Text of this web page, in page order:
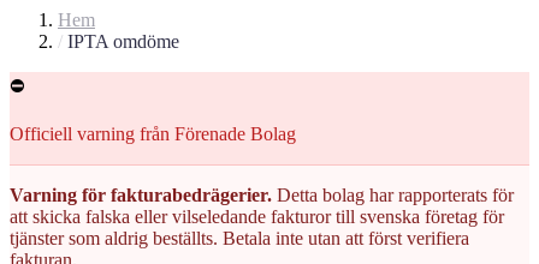
Hem
/ IPTA omdöme
⛔
Officiell varning från Förenade Bolag
Varning för fakturabedrägerier. Detta bolag har rapporterats för
att skicka falska eller vilseledande fakturor till svenska företag för
tjänster som aldrig beställts. Betala inte utan att först verifiera
fakturan.